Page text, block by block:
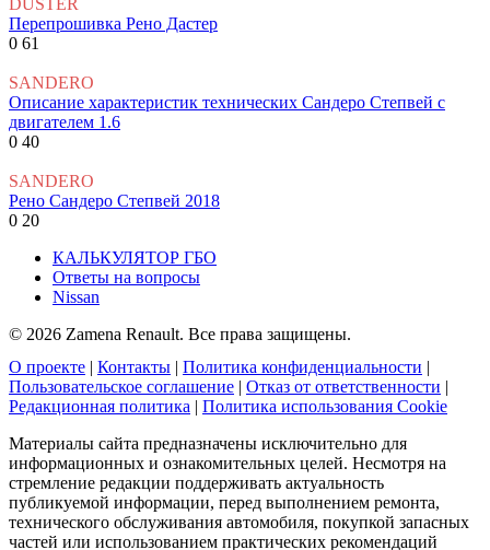
DUSTER
Перепрошивка Рено Дастер
0 61
SANDERO
Описание характеристик технических Сандеро Степвей с
двигателем 1.6
0 40
SANDERO
Рено Сандеро Степвей 2018
0 20
КАЛЬКУЛЯТОР ГБО
Ответы на вопросы
Nissan
© 2026 Zamena Renault. Все права защищены.
О проекте | Контакты | Политика конфиденциальности |
Пользовательское соглашение | Отказ от ответственности |
Редакционная политика | Политика использования Cookie
Материалы сайта предназначены исключительно для
информационных и ознакомительных целей. Несмотря на
стремление редакции поддерживать актуальность
публикуемой информации, перед выполнением ремонта,
технического обслуживания автомобиля, покупкой запасных
частей или использованием практических рекомендаций